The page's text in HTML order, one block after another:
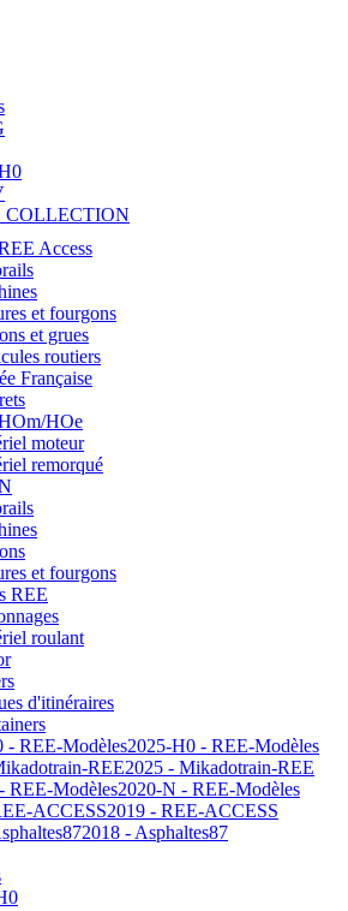
COLLECTION
Access
et fourgons
et grues
routiers
Française
HOe
moteur
remorqué
et fourgons
REE
roulant
d'itinéraires
2025-H0 - REE-Modèles
2025 - Mikadotrain-REE
2020-N - REE-Modèles
2019 - REE-ACCESS
2018 - Asphaltes87